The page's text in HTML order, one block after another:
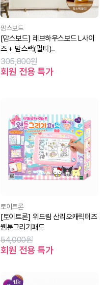
맘스보드
[맘스보드] 레브하우스보드 L사이
즈 + 맘스랙(멀티)..
305,800원
회원 전용 특가
토이트론
[토이트론] 위드림 산리오캐릭터즈
웹툰그리기패드
54,000원
회원 전용 특가